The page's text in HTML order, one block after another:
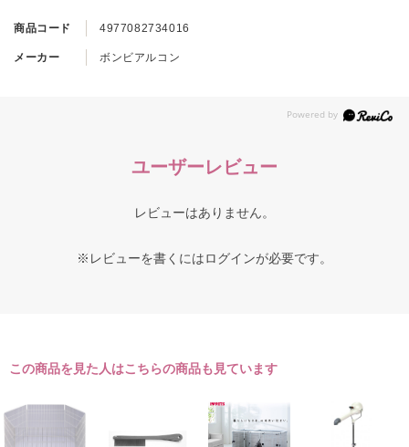
商品コード 4977082734016
メーカー ボンビアルコン
ユーザーレビュー
レビューはありません。
※レビューを書くにはログインが必要です。
この商品を見た人はこちらの商品も見ています